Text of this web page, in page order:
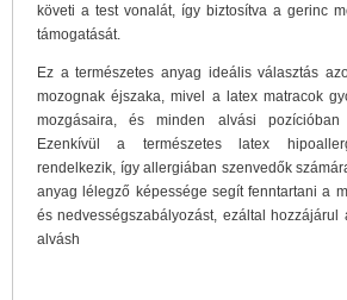
követi a test vonalát, így biztosítva a gerinc
támogatását.
Ez a természetes anyag ideális választás
mozognak éjszaka, mivel a latex matracok
mozgásaira, és minden alvási pozícióban
Ezenkívül a természetes latex
rendelkezik, így allergiában szenvedők
anyag lélegző képessége segít fenntartani a
és nedvességszabályozást, ezáltal
alvásh